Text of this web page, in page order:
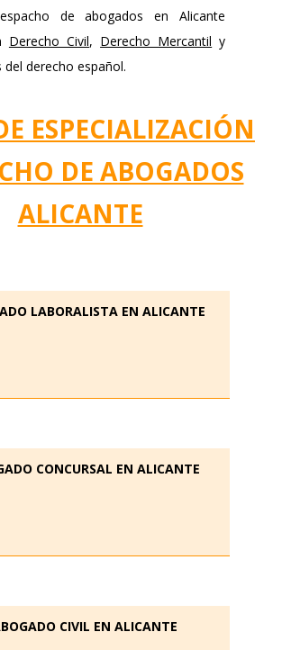
de abogados en Alicante
Derecho Civil, Derecho Mercantil y
derecho español.
ESPECIALIZACIÓN
DE ABOGADOS
ALICANTE
LABORALISTA EN ALICANTE
CONCURSAL EN ALICANTE
CIVIL EN ALICANTE